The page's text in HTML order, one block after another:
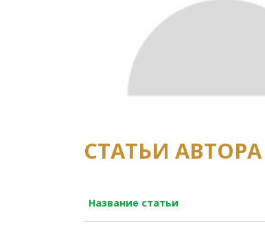
СТАТЬИ АВТОРА
Название статьи